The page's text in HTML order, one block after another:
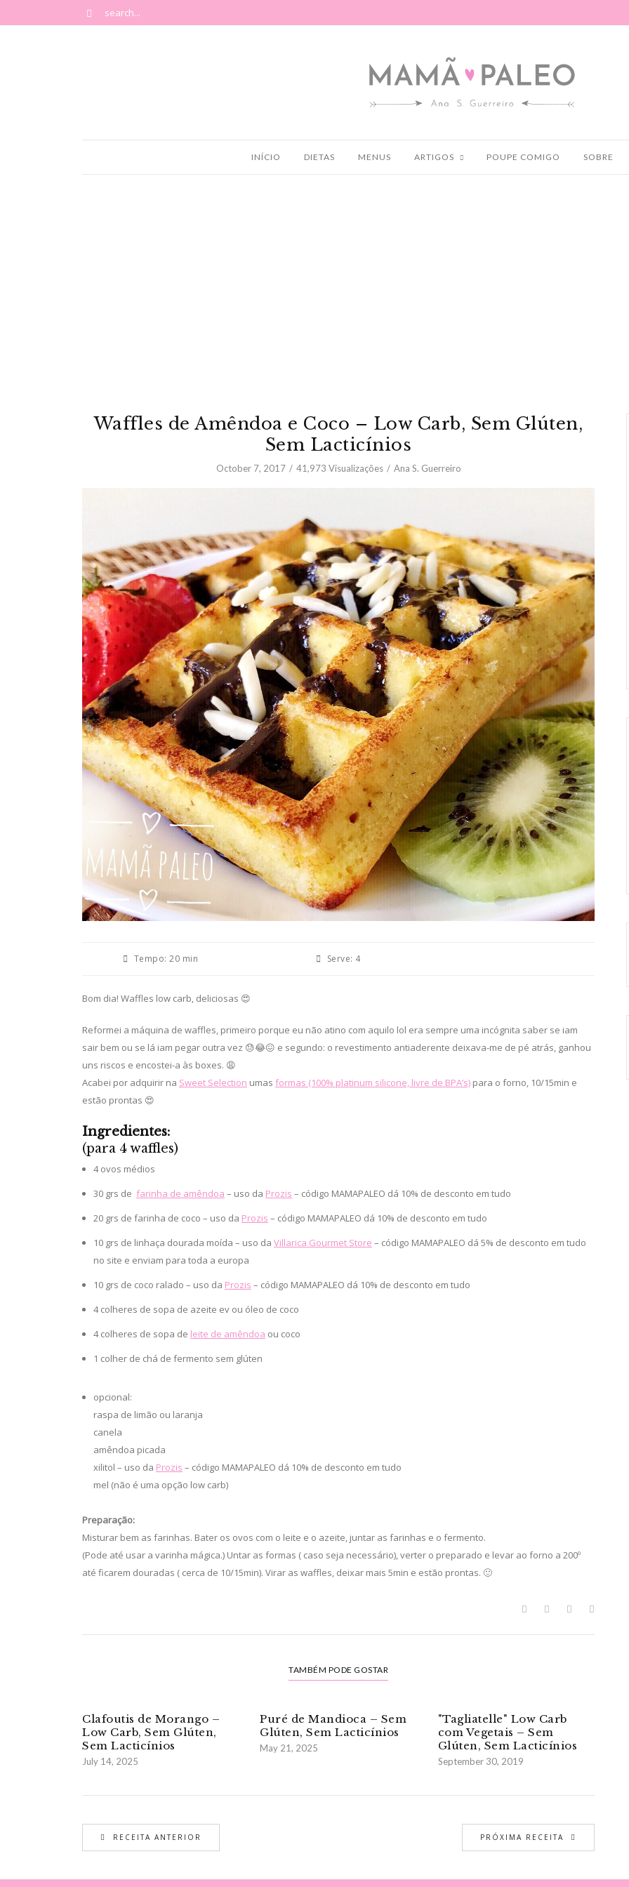
INÍCIO DIETAS MENUS ARTIGOS POUPE COMIGO SOBRE
Waffles de Amêndoa e Coco – Low Carb, Sem Glúten,
Sem Lacticínios
October 7, 2017 41,973 Visualizações Ana S. Guerreiro
Tempo: 20 min Serve: 4
Bom dia! Waffles low carb, deliciosas 😍
Reformei a máquina de waffles, primeiro porque eu não atino com aquilo lol era sempre uma incógnita saber se iam
sair bem ou se lá iam pegar outra vez 😓😂😖 e segundo: o revestimento antiaderente deixava-me de pé atrás, ganhou
uns riscos e encostei-a às boxes. 😩
Acabei por adquirir na Sweet Selection umas formas (100% platinum silicone, livre de BPA’s) para o forno, 10/15min e
estão prontas 😍
Ingredientes:
(para 4 waffles)
4 ovos médios
30 grs de farinha de amêndoa – uso da Prozis – código MAMAPALEO dá 10% de desconto em tudo
20 grs de farinha de coco – uso da Prozis – código MAMAPALEO dá 10% de desconto em tudo
10 grs de linhaça dourada moída – uso da Villarica Gourmet Store – código MAMAPALEO dá 5% de desconto em tudo
no site e enviam para toda a europa
10 grs de coco ralado – uso da Prozis – código MAMAPALEO dá 10% de desconto em tudo
4 colheres de sopa de azeite ev ou óleo de coco
4 colheres de sopa de leite de amêndoa ou coco
1 colher de chá de fermento sem glúten
opcional:
raspa de limão ou laranja
canela
amêndoa picada
xilitol – uso da Prozis – código MAMAPALEO dá 10% de desconto em tudo
mel (não é uma opção low carb)
Preparação:
Misturar bem as farinhas. Bater os ovos com o leite e o azeite, juntar as farinhas e o fermento.
(Pode até usar a varinha mágica.) Untar as formas ( caso seja necessário), verter o preparado e levar ao forno a 200º
até ficarem douradas ( cerca de 10/15min). Virar as waffles, deixar mais 5min e estão prontas. 🙂
TAMBÉM PODE GOSTAR
Clafoutis de Morango –
Low Carb, Sem Glúten,
Sem Lacticínios
July 14, 2025
Puré de Mandioca – Sem
Glúten, Sem Lacticínios
May 21, 2025
"Tagliatelle" Low Carb
com Vegetais – Sem
Glúten, Sem Lacticínios
September 30, 2019
RECEITA ANTERIOR PRÓXIMA RECEITA